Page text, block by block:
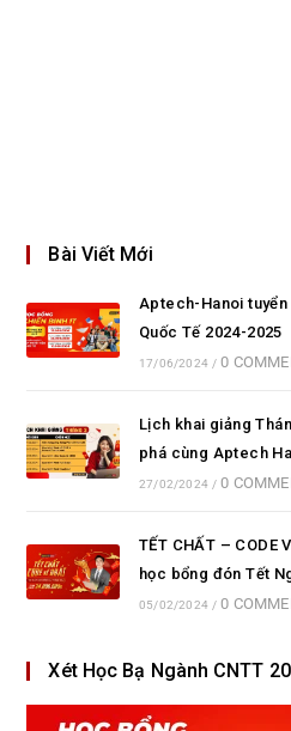
Bài Viết Mới
Aptech-Hanoi tuyển
Quốc Tế 2024-2025
17/06/2024 / 0
Lịch khai giảng
phá cùng Aptech
27/02/2024 / 0
TẾT CHẤT – CODE
học bổng đón Tết
05/02/2024 / 0
Xét Học Bạ Ngành CNTT